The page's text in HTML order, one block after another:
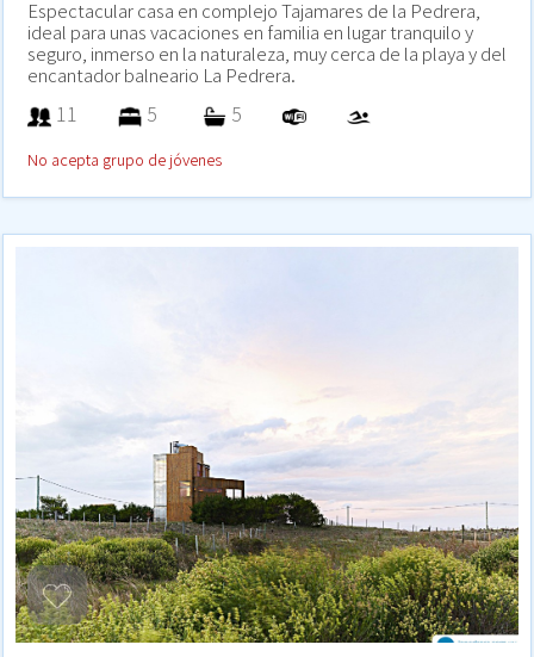
Espectacular casa en complejo Tajamares de la Pedrera,
ideal para unas vacaciones en familia en lugar tranquilo y
seguro, inmerso en la naturaleza, muy cerca de la playa y del
encantador balneario La Pedrera.
11 5 5
No acepta grupo de jóvenes